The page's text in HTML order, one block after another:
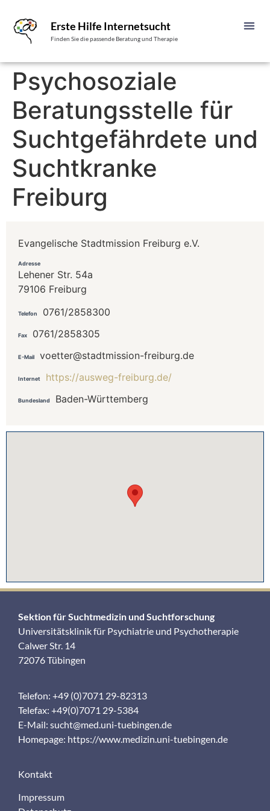
Erste Hilfe Internetsucht
Finden Sie die passende Beratung und Therapie
Psychosoziale
Beratungsstelle für
Suchtgefährdete und
Suchtkranke
Freiburg
Evangelische Stadtmission Freiburg e.V.
Adresse
Lehener Str. 54a
79106 Freiburg
Telefon 0761/2858300
Fax 0761/2858305
E-Mail voetter@stadtmission-freiburg.de
Internet https://ausweg-freiburg.de/
Bundesland Baden-Württemberg
Sektion für Suchtmedizin und Suchtforschung
Universitätsklinik für Psychiatrie und Psychotherapie
Calwer Str. 14
72076 Tübingen
Telefon: +49 (0)7071 29-82313
Telefax: +49(0)7071 29-5384
E-Mail: sucht@med.uni-tuebingen.de
Homepage: https://www.medizin.uni-tuebingen.de
Kontakt
Impressum